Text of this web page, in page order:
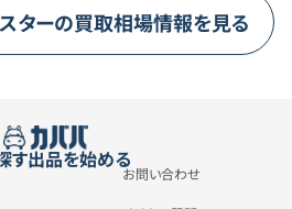
ターの買取相場情報を見る
す出品を始める
お問い合わせ